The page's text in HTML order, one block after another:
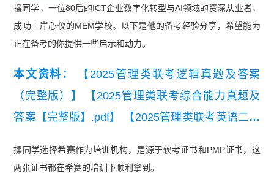
操同学，一位80后的ICT企业数字化转型与AI领域的资深从业者，
成功上岸心仪的MEM学校。以下是他的备考经验分享，希望能为
正在备考的你提供一些启示和动力。
本文资料：
【2025管理类联考逻辑真题及答案
（完整版）】
【2025管理类联考综合能力真题及
答案【完整版】.pdf】
【2025管理类联考英语二真
操同学选择希赛作为培训机构，是源于软考证书和PMP证书，这
两张证书都在希赛的培训下顺利拿到。